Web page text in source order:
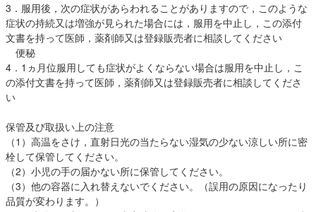
3．服用後，次の症状があらわれることがありますので，このような
症状の持続又は増強が見られた場合には，服用を中止し，この添付
文書を持って医師，薬剤師又は登録販売者に相談してください
便秘
4．1ヵ月位服用しても症状がよくならない場合は服用を中止し，こ
の添付文書を持って医師，薬剤師又は登録販売者に相談してくださ
い
保管及び取扱い上の注意
（1）高温をさけ，直射日光の当たらない湿気の少ない涼しい所に密
栓して保管してください。
（2）小児の手の届かない所に保管してください。
（3）他の容器に入れ替えないでください。（誤用の原因になったり
品質が変わります。）